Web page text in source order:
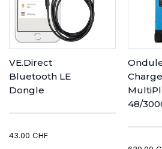
VE.Direct
Bluetooth LE
Dongle
43.00 CHF
48/